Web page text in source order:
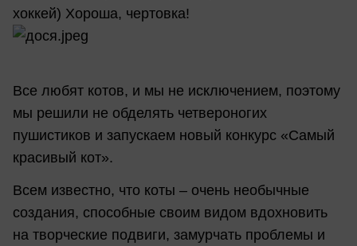
хоккей) Хороша, чертовка!
Все любят котов, и мы не исключением, поэтому
мы решили не обделять четвероногих
пушистиков и запускаем новый конкурс «Самый
красивый кот».
Всем известно, что коты – очень необычные
создания, способные своим видом вдохновить
на творческие подвиги, замурчать проблемы и